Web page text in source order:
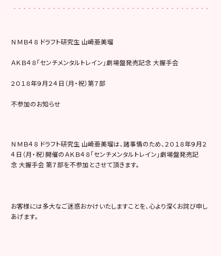
ＮＭＢ４８ ドラフト研究生 山崎亜美瑠
ＡＫＢ４８「センチメンタルトレイン」劇場盤発売記念 大握手会
２０１８年９月２４日（月・祝）第７部
不参加のお知らせ
ＮＭＢ４８ ドラフト研究生 山崎亜美瑠は、諸事情のため、 ２０１８年９月２
４日（月・祝）開催のＡＫＢ４８「センチメンタルトレイン」劇場盤発売記
念 大握手会 第７部を不参加とさせて頂きます。
お客様には多大なご迷惑おかけいたしますことを、心より深くお詫び申し
あげます。